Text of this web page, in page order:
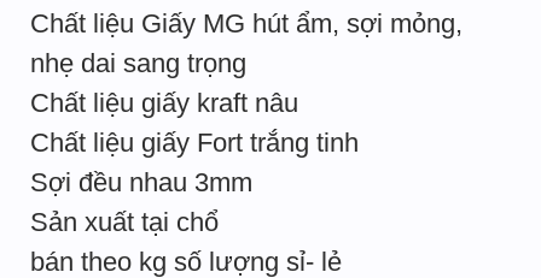
Chất liệu Giấy MG hút ẩm, sợi mỏng,
nhẹ dai sang trọng
Chất liệu giấy kraft nâu
Chất liệu giấy Fort trắng tinh
Sợi đều nhau 3mm
Sản xuất tại chổ
bán theo kg số lượng sỉ- lẻ